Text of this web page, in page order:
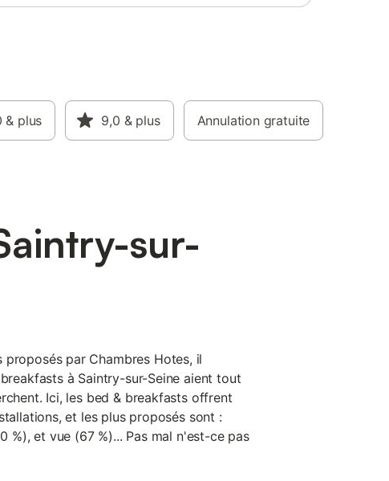
& plus 9,0 & plus Annulation gratuite
sur-
par Chambres Hotes, il
à Saintry-sur-Seine aient tout
Ici, les bed & breakfasts offrent
et les plus proposés sont :
%), et vue (67 %)... Pas mal n'est-ce pas